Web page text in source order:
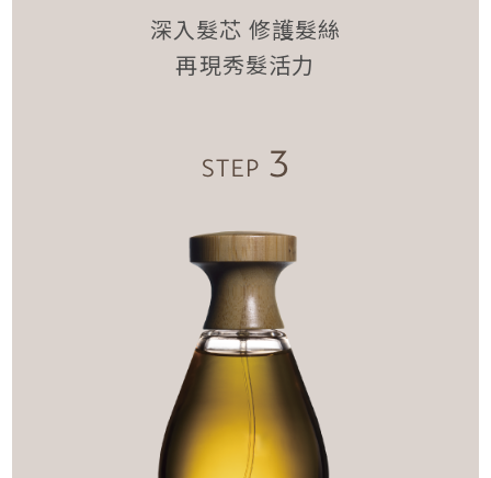
深入髮芯 修護髮絲
再現秀髮活力